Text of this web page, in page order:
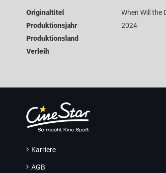
Originaltitel
When Will the
Produktionsjahr
2024
Produktionsland
Verleih
Karriere
AGB